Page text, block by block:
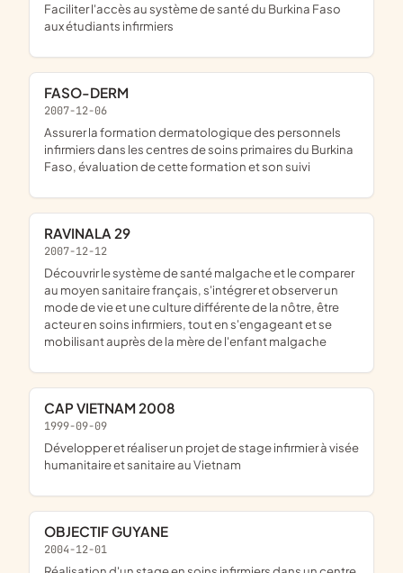
Faciliter l'accès au système de santé du Burkina Faso
aux étudiants infirmiers
FASO-DERM
2007-12-06
assurer la formation dermatologique des personnels
infirmiers dans les centres de soins primaires du Burkina
Faso, évaluation de cette formation et son suivi
RAVINALA 29
2007-12-12
découvrir le système de santé malgache et le comparer
au moyen sanitaire français, s'intégrer et observer un
mode de vie et une culture différente de la nôtre, être
acteur en soins infirmiers, tout en s'engageant et se
mobilisant auprès de la mère de l'enfant malgache
CAP VIETNAM 2008
1999-09-09
développer et réaliser un projet de stage infirmier à visée
humanitaire et sanitaire au Vietnam
OBJECTIF GUYANE
2004-12-01